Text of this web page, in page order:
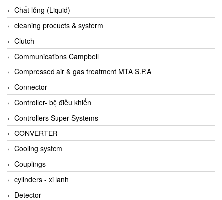
AI-Tek Vietnam
Akerstroms Viet Nam
AKO Armaturen & Separationstechnik
AKO Armaturen & Separationstechnik Vietnam
AKUSENSE
ALA OFFICINE SPA
Albrecht-Automatik Viet Nam
Allen Bradley Vietnam
Alpha Moisture Vietnam
Alpha-Achem Vietnam
Alphino
ALRE-IT Vietnam
Altech
Chất lỏng (Liquid)
cleaning products & systerm
Clutch
Communications Campbell
Compressed air & gas treatment MTA S.P.A
Connector
Controller- bộ điều khiển
Controllers Super Systems
CONVERTER
Cooling system
Couplings
cylinders - xi lanh
Detector